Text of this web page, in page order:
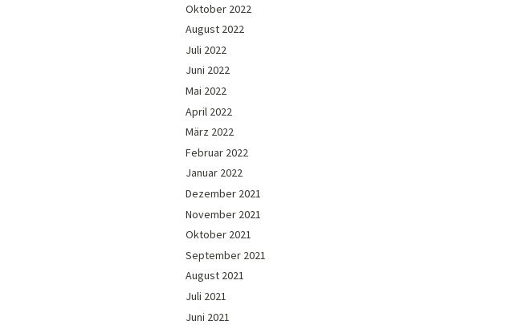
Oktober 2022
August 2022
Juli 2022
Juni 2022
Mai 2022
April 2022
März 2022
Februar 2022
Januar 2022
Dezember 2021
November 2021
Oktober 2021
September 2021
August 2021
Juli 2021
Juni 2021